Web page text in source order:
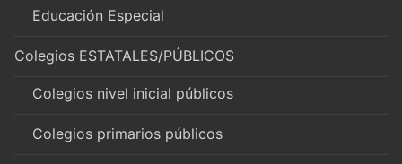
Educación Especial
Colegios ESTATALES/PÚBLICOS
Colegios nivel inicial públicos
Colegios primarios públicos